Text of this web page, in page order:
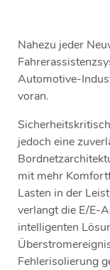
Nahezu jeder
Automotive-
voran.
jedoch eine
mit mehr
Lasten in der
verlangt die E/E-
intelligenten
Fehlerisolierung